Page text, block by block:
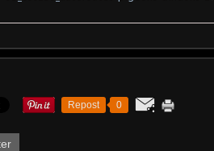
Repost 0